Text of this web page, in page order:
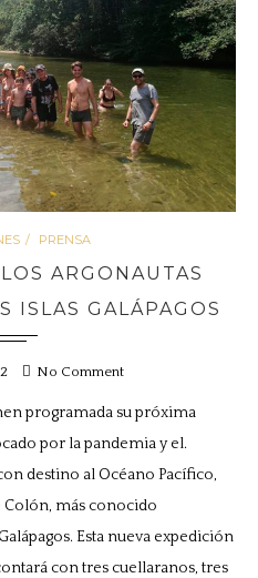
PRENSA
ARGONAUTAS
ISLAS GALÁPAGOS
No Comment
programada su próxima
por la pandemia y el.
destino al Océano Pacífico,
más conocido
Esta nueva expedición
con tres cuellaranos, tres